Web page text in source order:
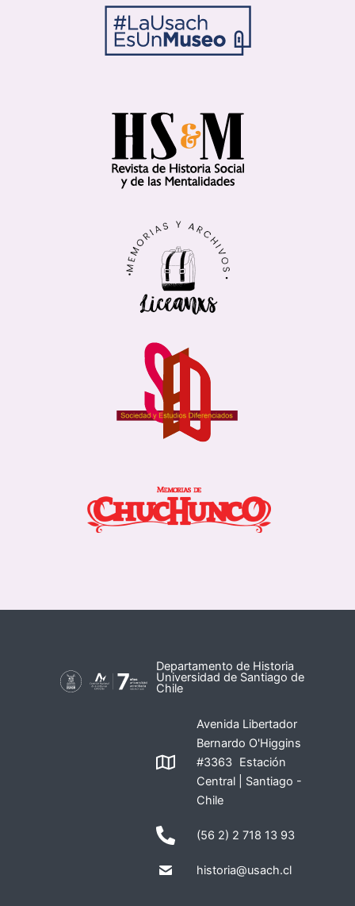
Departamento de Historia
Universidad de Santiago de
Chile
Avenida Libertador
Bernardo O'Higgins
#3363 Estación
Central | Santiago -
Chile
(56 2) 2 718 13 93
historia@usach.cl